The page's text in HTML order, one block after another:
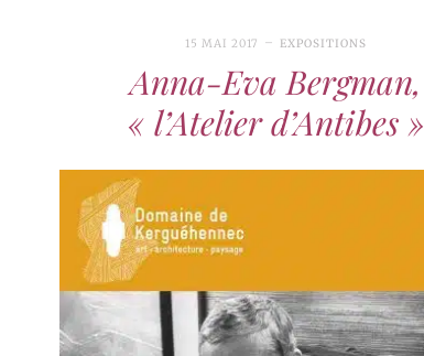
15 MAI 2017 EXPOSITIONS
Anna-Eva Bergman,
« l’Atelier d’Antibes »